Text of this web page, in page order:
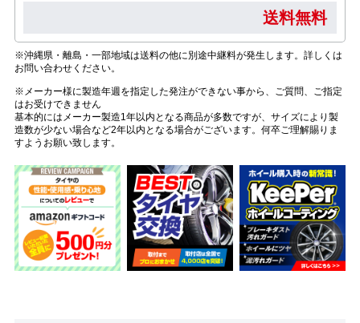
送料無料
※沖縄県・離島・一部地域は送料の他に別途中継料が発生します。詳しくは
お問い合わせください。
※メーカー様に製造年週を指定した発注ができない事から、ご質問、ご指定
はお受けできません
基本的にはメーカー製造1年以内となる商品が多数ですが、サイズにより製
造数が少ない場合など2年以内となる場合がございます。何卒ご理解賜りま
すようお願い致します。